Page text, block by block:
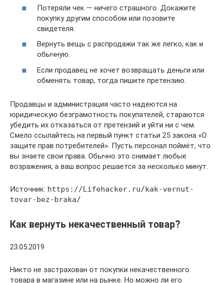
Потеряли чек — ничего страшного. Докажите
покупку другим способом или позовите
свидетеля.
Вернуть вещь с распродажи так же легко, как и
обычную.
Если продавец не хочет возвращать деньги или
обменять товар, тогда пишите претензию.
Продавцы и администрация часто надеются на
юридическую безграмотность покупателей, стараются
убедить их отказаться от претензий и уйти ни с чем.
Смело ссылайтесь на первый пункт статьи 25 закона «О
защите прав потребителей». Пусть персонал поймёт, что
вы знаете свои права. Обычно это снимает любые
возражения, а ваш вопрос решается за несколько минут.
Источник: https://Lifehacker.ru/kak-vernut-
tovar-bez-braka/
Как вернуть некачественный товар?
23.05.2019 ‭
Никто не застрахован от покупки некачественного
товара в магазине или на рынке. Но можно ли его